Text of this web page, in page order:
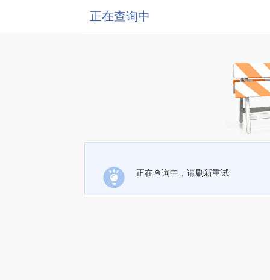
正在查询中
正在查询中，请刷新重试